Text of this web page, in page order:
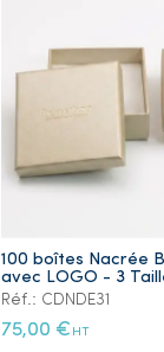
100 boîtes Nacrée
avec LOGO - 3
Réf.: CDNDE31
75,00 € HT